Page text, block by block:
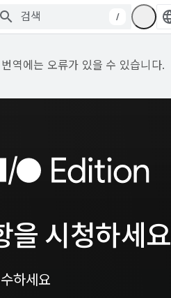
/
역에는 오류가 있을 수 있습니다.
시청하세요
하세요